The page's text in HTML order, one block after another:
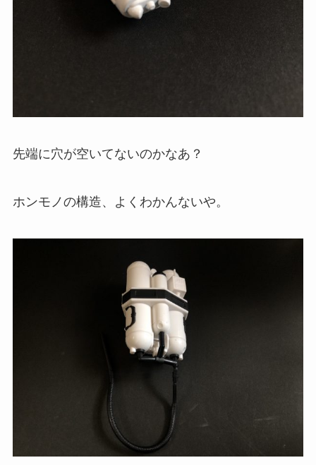
先端に穴が空いてないのかなあ？
ホンモノの構造、よくわかんないや。